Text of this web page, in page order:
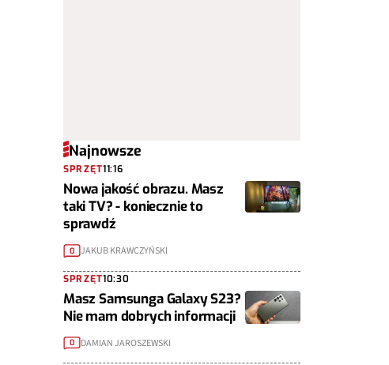
Najnowsze
SPRZĘT11:16
Nowa jakość obrazu. Masz
taki TV? - koniecznie to
sprawdź
0 JAKUB KRAWCZYŃSKI
SPRZĘT10:30
Masz Samsunga Galaxy S23?
Nie mam dobrych informacji
0 DAMIAN JAROSZEWSKI